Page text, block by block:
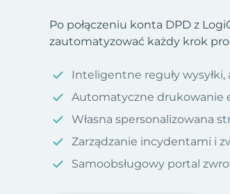
Po połączeniu konta DPD z
zautomatyzować każdy krok
Inteligentne reguły
Automatyczne drukowanie
Własna spersonalizowana
Zarządzanie incydentami i
Samoobsługowy portal